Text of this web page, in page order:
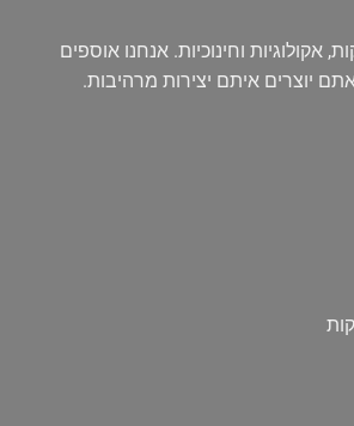
אקולוגיות וחינוכיות. אנחנו אוספים
יוצרים איתם יצירות מרהיבות.